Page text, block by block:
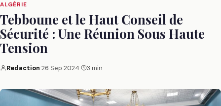
ALGÉRIE
Tebboune et le Haut Conseil de
Sécurité : Une Réunion Sous Haute
Tension
Redaction·26 Sep 2024· 3 min